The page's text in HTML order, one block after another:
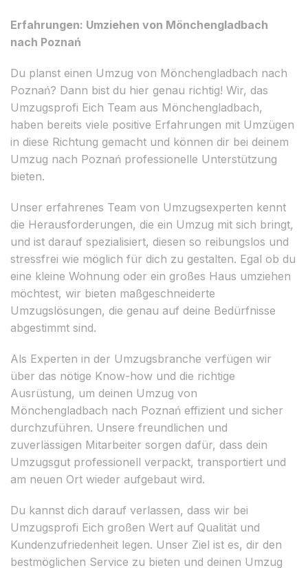
Erfahrungen: Umziehen von Mönchengladbach
nach Poznań
Du planst einen Umzug von Mönchengladbach nach
Poznań? Dann bist du hier genau richtig! Wir, das
Umzugsprofi Eich Team aus Mönchengladbach,
haben bereits viele positive Erfahrungen mit Umzügen
in diese Richtung gemacht und können dir bei deinem
Umzug nach Poznań professionelle Unterstützung
bieten.
Unser erfahrenes Team von Umzugsexperten kennt
die Herausforderungen, die ein Umzug mit sich bringt,
und ist darauf spezialisiert, diesen so reibungslos und
stressfrei wie möglich für dich zu gestalten. Egal ob du
eine kleine Wohnung oder ein großes Haus umziehen
möchtest, wir bieten maßgeschneiderte
Umzugslösungen, die genau auf deine Bedürfnisse
abgestimmt sind.
Als Experten in der Umzugsbranche verfügen wir
über das nötige Know-how und die richtige
Ausrüstung, um deinen Umzug von
Mönchengladbach nach Poznań effizient und sicher
durchzuführen. Unsere freundlichen und
zuverlässigen Mitarbeiter sorgen dafür, dass dein
Umzugsgut professionell verpackt, transportiert und
am neuen Ort wieder aufgebaut wird.
Du kannst dich darauf verlassen, dass wir bei
Umzugsprofi Eich großen Wert auf Qualität und
Kundenzufriedenheit legen. Unser Ziel ist es, dir den
bestmöglichen Service zu bieten und deinen Umzug